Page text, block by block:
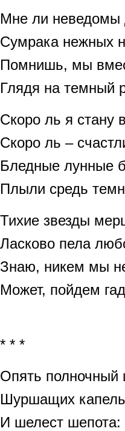
Мне ли неведомы
Сумрака нежных
Помнишь, мы
Глядя на темный
Скоро ль я стану
Скоро ль –
Бледные лунные
Плыли средь
Тихие звезды
Ласково пела
Знаю, никем мы
Может, пойдем
* * *
Опять
Шуршащих
И шелест